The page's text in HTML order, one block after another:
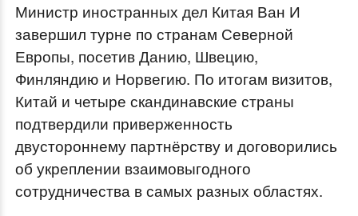
Министр иностранных дел Китая Ван И
завершил турне по странам Северной
Европы, посетив Данию, Швецию,
Финляндию и Норвегию. По итогам визитов,
Китай и четыре скандинавские страны
подтвердили приверженность
двустороннему партнёрству и договорились
об укреплении взаимовыгодного
сотрудничества в самых разных областях.